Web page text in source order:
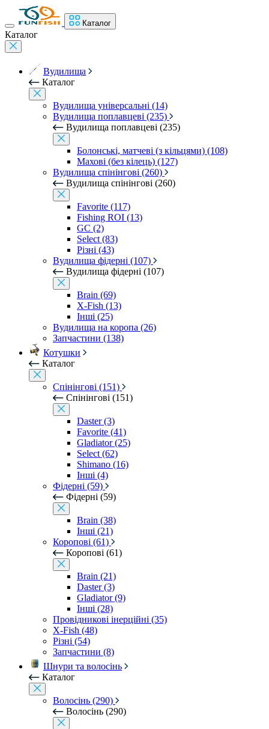
Каталог
Каталог
Вудилища
Каталог
Вудилища універсальні (14)
Вудилища поплавцеві (235)
Вудилища поплавцеві (235)
Болонські, матчеві (з кільцями) (108)
Махові (без кілець) (127)
Вудилища спінінгові (260)
Вудилища спінінгові (260)
Favorite (117)
Fishing ROI (13)
GC (2)
Select (83)
Різні (43)
Вудилища фідерні (107)
Вудилища фідерні (107)
Brain (69)
X-Fish (13)
Інші (25)
Вудилища на коропа (26)
Запчастини (138)
Котушки
Каталог
Спінінгові (151)
Спінінгові (151)
Daster (3)
Favorite (41)
Gladiator (25)
Select (62)
Shimano (16)
Інші (4)
Фідерні (59)
Фідерні (59)
Brain (38)
Інші (21)
Коропові (61)
Коропові (61)
Brain (21)
Daster (3)
Gladiator (9)
Інші (28)
Провідникові інерційні (35)
X-Fish (48)
Різні (54)
Запчастини (8)
Шнури та волосінь
Каталог
Волосінь (290)
Волосінь (290)